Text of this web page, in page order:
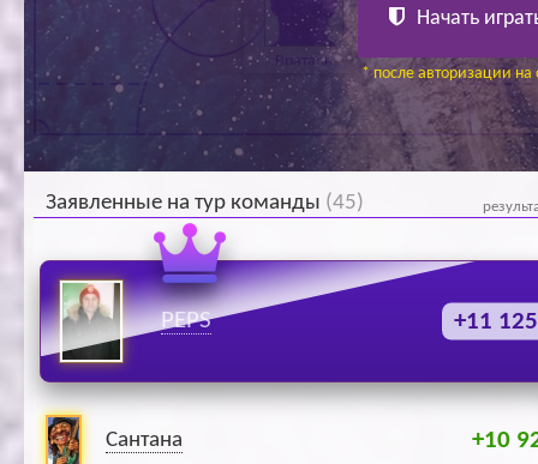
Начать
* после авторизации на
Вратарь
Заявленные на тур команды (45)
PEPS +11 125
Сантана +10